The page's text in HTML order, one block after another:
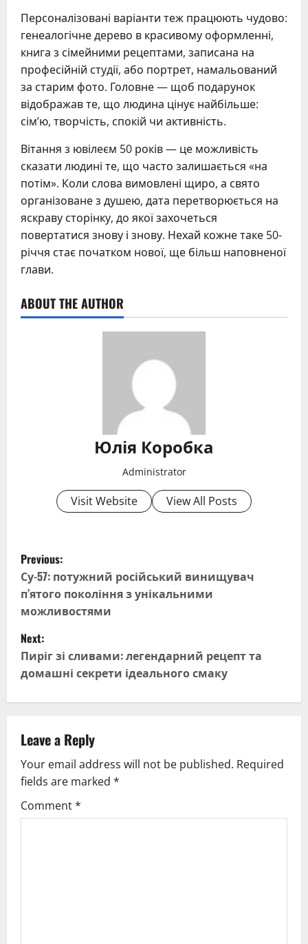
Персоналізовані варіанти теж працюють чудово:
генеалогічне дерево в красивому оформленні,
книга з сімейними рецептами, записана на
професійній студії, або портрет, намальований
за старим фото. Головне — щоб подарунок
відображав те, що людина цінує найбільше:
сім’ю, творчість, спокій чи активність.
Вітання з ювілеєм 50 років — це можливість
сказати людині те, що часто залишається «на
потім». Коли слова вимовлені щиро, а свято
організоване з душею, дата перетворюється на
яскраву сторінку, до якої захочеться
повертатися знову і знову. Нехай кожне таке 50-
річчя стає початком нової, ще більш наповненої
глави.
ABOUT THE AUTHOR
Юлія Коробка
Administrator
Visit Website View All Posts
P
o
s
t
n
a
v
i
g
a
Previous:
Су-57: потужний російський винищувач
п’ятого покоління з унікальними
можливостями
Next:
Пиріг зі сливами: легендарний рецепт та
домашні секрети ідеального смаку
Leave a Reply
Your email address will not be published. Required
fields are marked *
Comment*